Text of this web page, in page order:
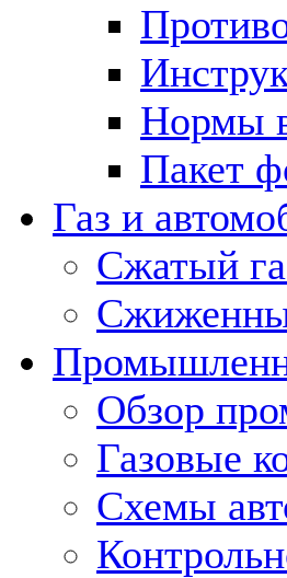
Нормы
Пакет
Газ и
Сжатый
Обзор
Газовые
Схемы